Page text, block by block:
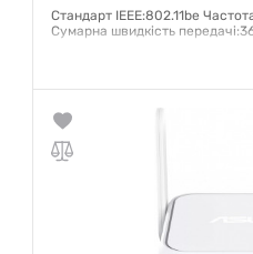
Стандарт IEEE:802.11be
Сумарна швидкість